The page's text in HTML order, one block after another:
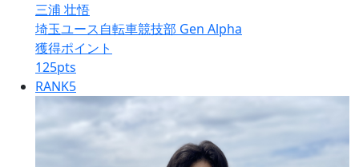
三浦 壮悟
埼玉ユース自転車競技部 Gen Alpha
獲得ポイント
125pts
RANK5